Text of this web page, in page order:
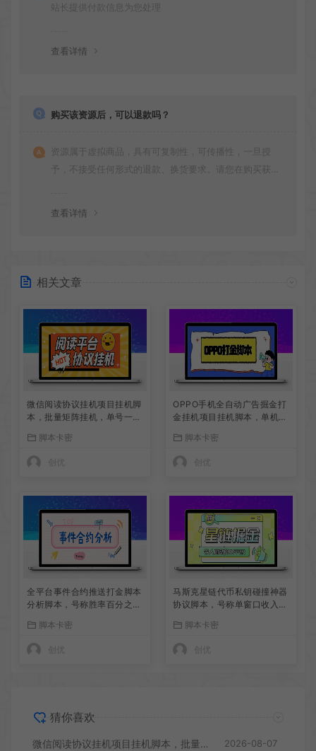
站长提供付款信息为您处理
查看详情
购买该资源后，可以退款吗？
资源属于虚拟商品，具有可复制性，可传播性，一旦授
予，不接受任何形式的退款、换货要求。请您在购买获取
查看详情
相关文章
微信阅读协议挂机项目挂机脚
本，批量矩阵挂机，单号一天
脚本卡密
OPPO手机全自动广告掘金打
金挂机项目挂机脚本，单机一
脚本卡密
全平台事件合约推送打金脚本
分析脚本，号称胜率百分之9
脚本卡密
马斯克星链代币私钥碰撞神器
协议脚本，号称单窗口收入四
脚本卡密
猜你喜欢
微信阅读协议挂机项目挂机脚本，批量矩阵挂机，单号一天5+ 2026-08-07